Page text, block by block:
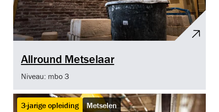
Allround Metselaar
Niveau: mbo 3
3-jarige opleiding Metselen